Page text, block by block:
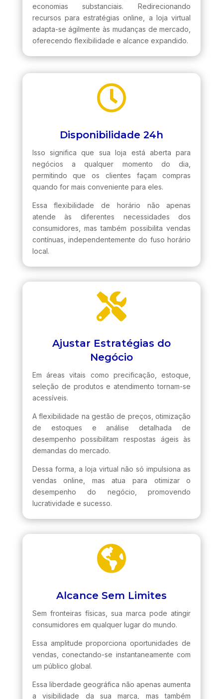
economias substanciais. Redirecionando
recursos para estratégias online, a loja virtual
adapta-se ágilmente às mudanças de mercado,
oferecendo flexibilidade e alcance expandido.

Disponibilidade 24h
Isso significa que sua loja está aberta para
negócios a qualquer momento do dia,
permitindo que os clientes façam compras
quando for mais conveniente para eles.
Essa flexibilidade de horário não apenas
atende às diferentes necessidades dos
consumidores, mas também possibilita vendas
contínuas, independentemente do fuso horário
local.

Ajustar Estratégias do
Negócio
Em áreas vitais como precificação, estoque,
seleção de produtos e atendimento tornam-se
acessíveis.
A flexibilidade na gestão de preços, otimização
de estoques e análise detalhada de
desempenho possibilitam respostas ágeis às
demandas do mercado.
Dessa forma, a loja virtual não só impulsiona as
vendas online, mas atua para otimizar o
desempenho do negócio, promovendo
lucratividade e sucesso.

Alcance Sem Limites
Sem fronteiras físicas, sua marca pode atingir
consumidores em qualquer lugar do mundo.
Essa amplitude proporciona oportunidades de
vendas, conectando-se instantaneamente com
um público global.
Essa liberdade geográfica não apenas aumenta
a visibilidade da sua marca, mas também